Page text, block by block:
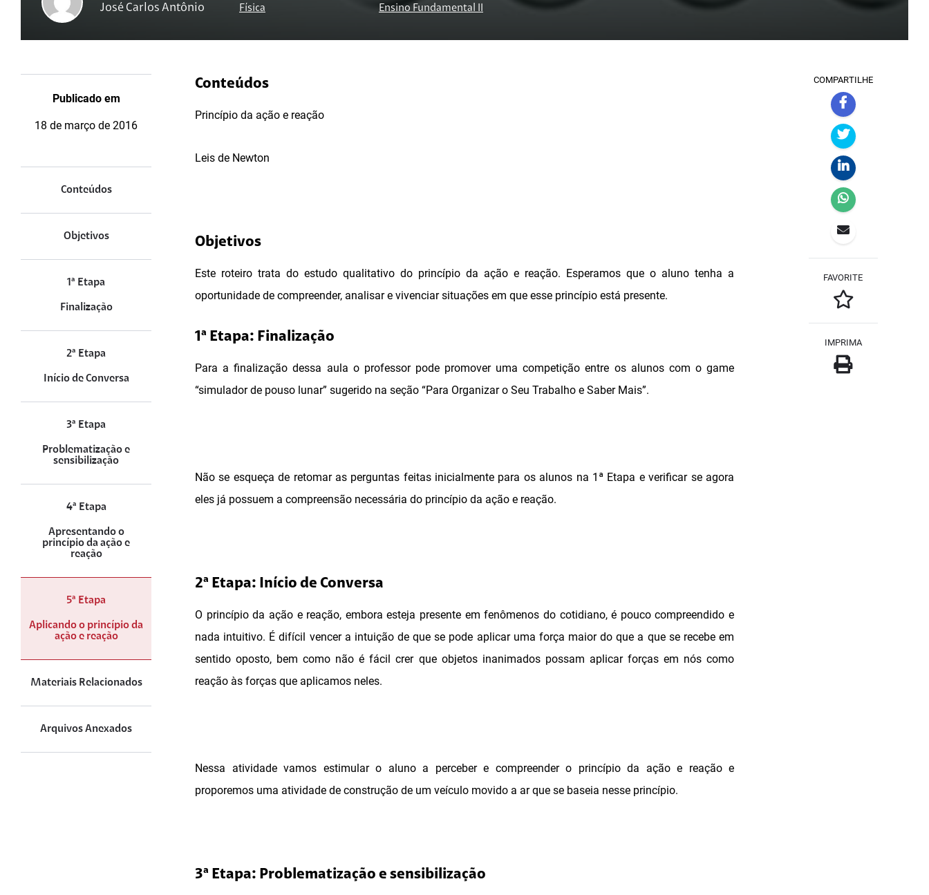
José Carlos Antônio Física Ensino Fundamental II
Publicado em
18 de março de 2016
Conteúdos
Objetivos
1ª Etapa
Finalização
2ª Etapa
Início de Conversa
3ª Etapa
Problematização e
sensibilização
4ª Etapa
Apresentando o
princípio da ação e
reação
5ª Etapa
Aplicando o princípio da
ação e reação
Materiais Relacionados
Arquivos Anexados
Conteúdos
Princípio da ação e reação
Leis de Newton
Objetivos
Este roteiro trata do estudo qualitativo do princípio da ação e reação. Esperamos que o aluno tenha a
oportunidade de compreender, analisar e vivenciar situações em que esse princípio está presente.
1ª Etapa: Finalização
Para a finalização dessa aula o professor pode promover uma competição entre os alunos com o game
“simulador de pouso lunar” sugerido na seção “Para Organizar o Seu Trabalho e Saber Mais”.
Não se esqueça de retomar as perguntas feitas inicialmente para os alunos na 1ª Etapa e verificar se agora
eles já possuem a compreensão necessária do princípio da ação e reação.
2ª Etapa: Início de Conversa
O princípio da ação e reação, embora esteja presente em fenômenos do cotidiano, é pouco compreendido e
nada intuitivo. É difícil vencer a intuição de que se pode aplicar uma força maior do que a que se recebe em
sentido oposto, bem como não é fácil crer que objetos inanimados possam aplicar forças em nós como
reação às forças que aplicamos neles.
Nessa atividade vamos estimular o aluno a perceber e compreender o princípio da ação e reação e
proporemos uma atividade de construção de um veículo movido a ar que se baseia nesse princípio.
3ª Etapa: Problematização e sensibilização
COMPARTILHE
FAVORITE
IMPRIMA